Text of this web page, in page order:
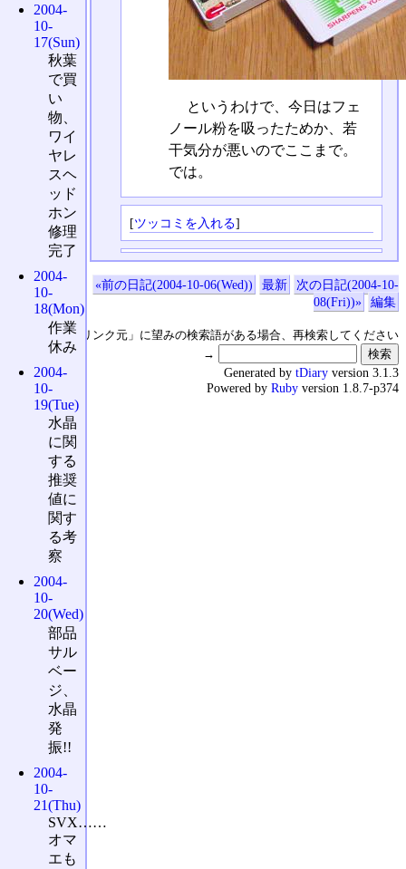
というわけで、今日はフェ
ノール粉を吸ったためか、若
干気分が悪いのでここまで。
では。
[ツッコミを入れる]
«前の日記(2004-10-06(Wed)) 最新
次の日記(2004-10-
08(Fri))»
編集
↑の「本日のリンク元」に望みの検索語がある場合、再検索してください
→
2004-
10-
17(Sun)
秋葉
で買
い
物、
ワイ
ヤレ
スヘ
ッド
ホン
修理
完了
2004-
10-
18(Mon)
作業
休み
2004-
10-
19(Tue)
水晶
に関
する
推奨
値に
関す
る考
察
2004-
10-
20(Wed)
部品
サル
ベー
ジ、
水晶
発
振!!
2004-
10-
21(Thu)
SVX……
オマ
エも
Generated by tDiary version 3.1.3
Powered by Ruby version 1.8.7-p374